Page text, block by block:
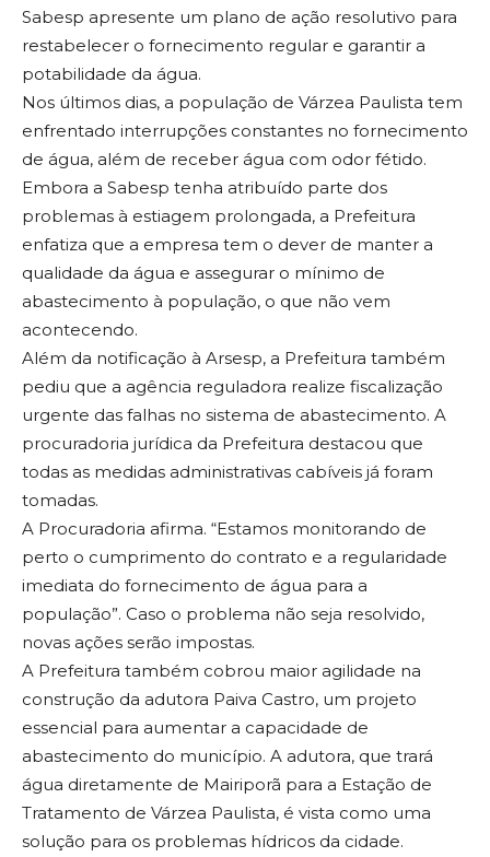
Sabesp apresente um plano de ação resolutivo para
restabelecer o fornecimento regular e garantir a
potabilidade da água.
Nos últimos dias, a população de Várzea Paulista tem
enfrentado interrupções constantes no fornecimento
de água, além de receber água com odor fétido.
Embora a Sabesp tenha atribuído parte dos
problemas à estiagem prolongada, a Prefeitura
enfatiza que a empresa tem o dever de manter a
qualidade da água e assegurar o mínimo de
abastecimento à população, o que não vem
acontecendo.
Além da notificação à Arsesp, a Prefeitura também
pediu que a agência reguladora realize fiscalização
urgente das falhas no sistema de abastecimento. A
procuradoria jurídica da Prefeitura destacou que
todas as medidas administrativas cabíveis já foram
tomadas.
A Procuradoria afirma. “Estamos monitorando de
perto o cumprimento do contrato e a regularidade
imediata do fornecimento de água para a
população”. Caso o problema não seja resolvido,
novas ações serão impostas.
A Prefeitura também cobrou maior agilidade na
construção da adutora Paiva Castro, um projeto
essencial para aumentar a capacidade de
abastecimento do município. A adutora, que trará
água diretamente de Mairiporã para a Estação de
Tratamento de Várzea Paulista, é vista como uma
solução para os problemas hídricos da cidade.